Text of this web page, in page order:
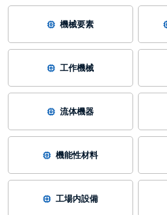
機械要素
工作機械
流体機器
機能性材料
工場内設備